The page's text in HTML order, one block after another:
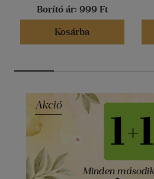
Borító ár: 999 Ft
Kosárba